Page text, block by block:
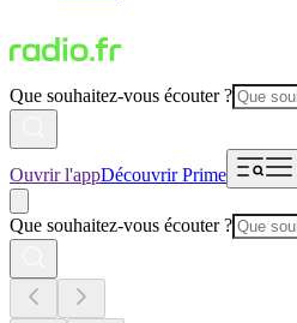
Que souhaitez-vous écouter ?
Ouvrir l'appDécouvrir Prime
Que souhaitez-vous écouter ?